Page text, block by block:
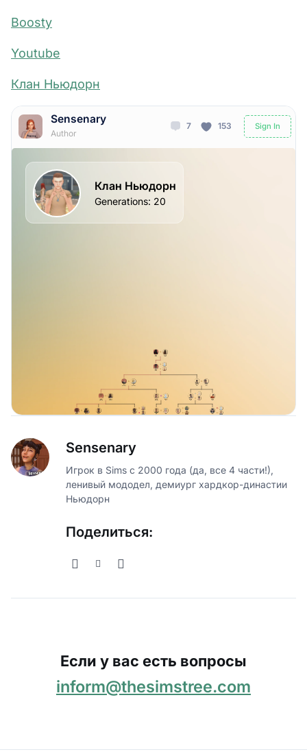
Boosty
Youtube
Клан Ньюдорн
Sensenary
Игрок в Sims с 2000 года (да, все 4 части!),
ленивый мододел, демиург хардкор-династии
Ньюдорн
Поделиться:
Если у вас есть вопросы
inform@thesimstree.com